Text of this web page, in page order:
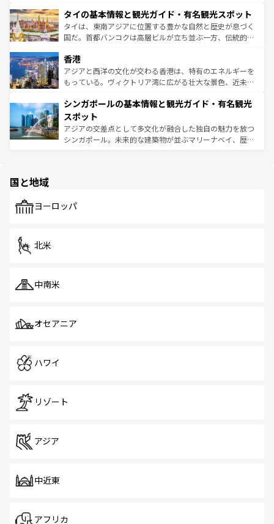
わってみてほしい。 なお、新着の韓国情報はコンテンツ一
覧 を参照してほしい。
急速な発展と共に伝統が息づく。ハノイの古い町並みやホ
ーチミン市のフランス統治時代の建物も、独特の雰囲気を
醸し出している。また、バラエティの豊かさとおいしさで
とつ。フォーやバインミー、ベトナムコーヒーなどは、ぜ
ひ現地で味わいたい。どの地域を訪れてもあたたかい人々
が旅行者を迎えてくれるので、きっと忘れられない旅にな
参照してほしい。
タイの基本情報と観光ガイド・有名観光スポット
タイは、東南アジアに位置する豊かな自然と歴史が息づく
国だ。首都バンコクは高層ビルが立ち並ぶ一方、伝統的な
の活気が交差している。北部ではチェンマイなどの山岳地
帯で自然と触れ合い、南部ではプーケットやクラビの美し
いビーチでリゾート気分を楽しむことができる。タイ料理
激する。気候は一年中温暖で、どの季節にも異なる楽しみ
が待っている。親しみやすいタイの人々、仏教を中心とし
た文化、そして多様な観光資源が、訪れる旅人を魅了し続
ける。 なお、新着のタイ情報はコンテンツ一覧を参照して
香港
アジアと西洋の文化が交わる香港は、特有のエネルギーを
もっている。ヴィクトリア湾に広がる壮大な景色、近未来
み、どこを訪れても感動するはず。観光スポットが密集し
ており、効率よく見どころを回れるのも魅力。息をのむよ
うな絶景から文化的な体験まで、香港を存分に楽しみ尽く
そう。 なお、新着の香港情報はコンテンツ一覧を参照して
シンガポールの基本情報と観光ガイド・有名観光
スポット
アジアの交差点として多文化が融合した独自の魅力を放つ
シンガポール。未来的な建築物が並ぶマリーナベイ、歴史
で、ホーカーズは地元の風情を楽しめる外せないスポット
国と地域
ヨーロッパ
北米
中南米
オセアニア
ハワイ
リゾート
アジア
中近東
アフリカ